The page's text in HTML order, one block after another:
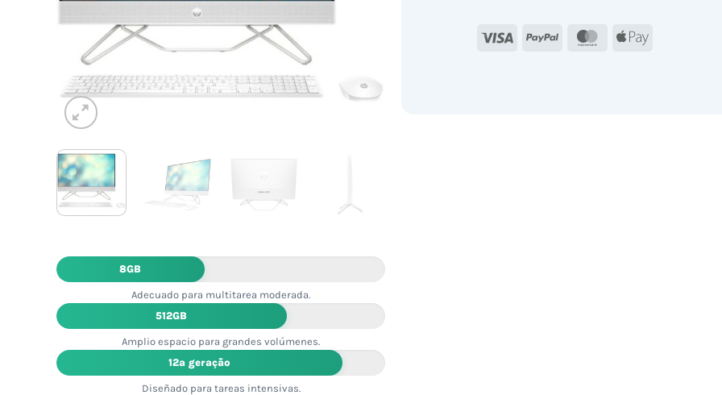
8GB
Adecuado para multitarea moderada.
512GB
Amplio espacio para grandes volúmenes.
12ª geração
Diseñado para tareas intensivas.
Visa PayPal MasterCard
Apple